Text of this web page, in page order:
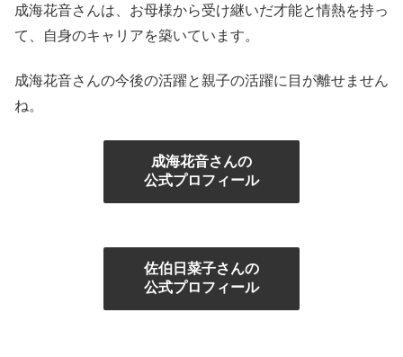
成海花音さんは、お母様から受け継いだ才能と情熱を持っ
て、自身のキャリアを築いています。
成海花音さんの今後の活躍と親子の活躍に目が離せません
ね。
成海花音さんの
公式プロフィール
佐伯日菜子さんの
公式プロフィール